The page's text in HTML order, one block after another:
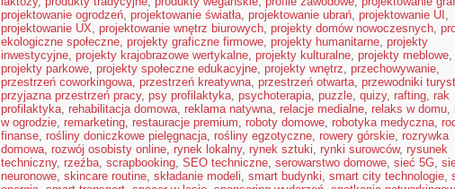
projektowanie ogrodzeń, projektowanie światła, projektowanie ubrań, projektowanie UI ,
projektowanie UX, projektowanie wnętrz biurowych, projekty domów nowoczesnych,
ekologiczne społeczne, projekty graficzne firmowe, projekty humanitarne, projekty
inwestycyjne, projekty krajobrazowe wertykalne, projekty kulturalne, projekty meblowe,
projekty parkowe, projekty społeczne edukacyjne, projekty wnętrz, przechowywanie,
przestrzeń coworkingowa, przestrzeń kreatywna, przestrzeń otwarta, przewodniki
przyjazna przestrzeń pracy, psy profilaktyka, psychoterapia, puzzle, quizy, rafting, rak
profilaktyka, rehabilitacja domowa, reklama natywna, relacje medialne, relaks w domu,
w ogrodzie, remarketing, restauracje premium, roboty domowe, robotyka medyczna,
finanse, rośliny doniczkowe pielęgnacja, rośliny egzotyczne, rowery górskie, rozrywka
domowa, rozwój osobisty online, rynek lokalny, rynek sztuki, rynki surowców, rysunek
techniczny, rzeźba, scrapbooking, SEO techniczne, serowarstwo domowe, sieć 5G,
neuronowe, skincare routine, składanie modeli, smart budynki, smart city technologie,